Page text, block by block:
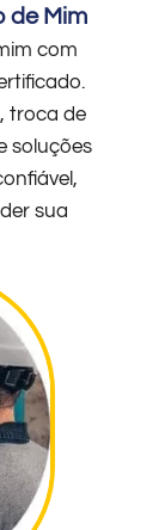
de Mim
com
troca de
soluções
sua